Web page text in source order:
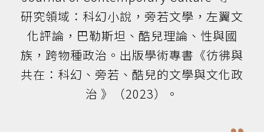
研究領域：科幻小說，旁若文學，左翼文
化評論，巴勒斯坦、酷兒理論、性與國
族，跨物種政治。出版學術專書《彷彿與
共在：科幻、旁若、酷兒的文學與文化政
治 》（2023）。